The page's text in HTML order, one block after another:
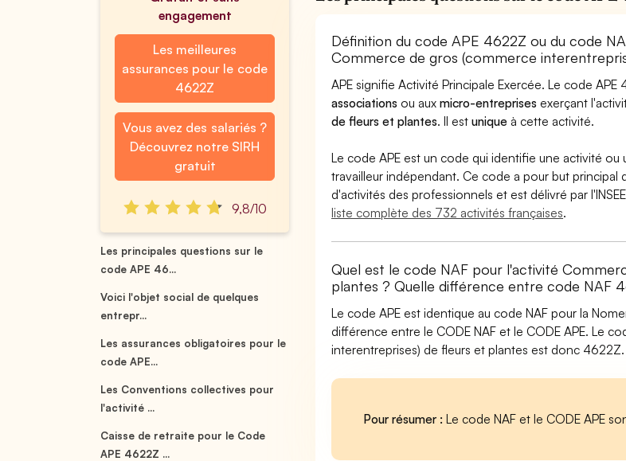
engagement
Les meilleures
assurances pour le code
4622Z
Vous avez des salariés ?
Découvrez notre SIRH
gratuit
9,8/10
Les principales questions sur le
code APE 46...
Voici l'objet social de quelques
entrepr...
Les assurances obligatoires pour le
code APE...
Les Conventions collectives pour
l'activité ...
Caisse de retraite pour le Code
APE 4622Z ...
Définition du code APE 4622Z ou du code
Commerce de gros (commerce
APE signifie Activité Principale Exercée. Le code
associations ou auxmicro-entreprises exerçant
de fleurs et plantes. Il estunique à cette activité.
Le code APE est un code qui identifie une activité
travailleur indépendant. Ce code a pour but principal
d'activités des professionnels et est délivré par
liste complète des 732 activités françaises.
Quel est le code NAF pour l'activité
plantes ? Quelle différence entre code NAF
Le code APE est identique au code NAF pour la
différence entre le CODE NAF et le CODE APE. Le
interentreprises) de fleurs et plantes est donc
Pour résumer : Le code NAF et le CODE APE